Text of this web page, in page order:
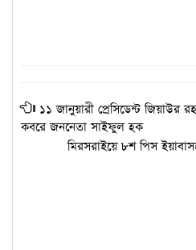
১১ জানুয়ারী প্রেসিডেন্ট জিয়াউর
কবরে জননেতা সাইফুল হক
মিরসরাইয়ে ৮শ পিস